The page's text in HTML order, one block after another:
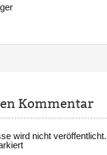
Kommentar
wird nicht veröffentlicht.